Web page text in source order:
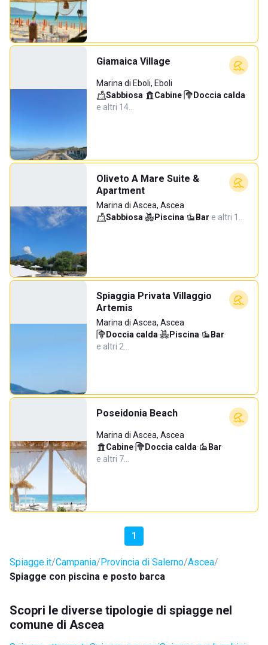
Giamaica Village
Marina di Eboli, Eboli
Sabbiosa· Cabine· Doccia calda·
e altri 14…
Oliveto A Mare Suite &
Apartment
Marina di Ascea, Ascea
Sabbiosa· Piscina· Bar·e altri 1…
Spiaggia Privata Villaggio
Artemis
Marina di Ascea, Ascea
Doccia calda· Piscina· Bar·
e altri 2…
Poseidonia Beach
Marina di Ascea, Ascea
Cabine· Doccia calda· Bar·
e altri 7…
1
Spiagge.it Campania Provincia di Salerno Ascea
Spiagge con piscina e posto barca
Scopri le diverse tipologie di spiagge nel
comune di Ascea